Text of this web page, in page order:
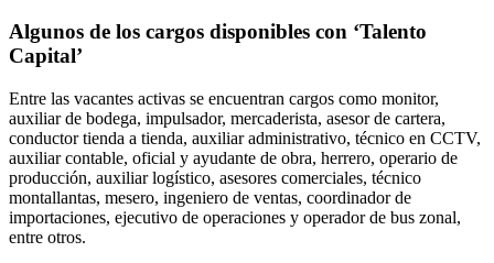
Algunos de los cargos disponibles con ‘Talento
Capital’
Entre las vacantes activas se encuentran cargos como monitor,
auxiliar de bodega, impulsador, mercaderista, asesor de cartera,
conductor tienda a tienda, auxiliar administrativo, técnico en CCTV,
auxiliar contable, oficial y ayudante de obra, herrero, operario de
producción, auxiliar logístico, asesores comerciales, técnico
montallantas, mesero, ingeniero de ventas, coordinador de
importaciones, ejecutivo de operaciones y operador de bus zonal,
entre otros.